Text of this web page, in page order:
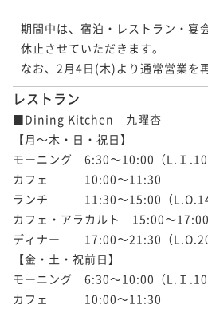
期間中は、宿泊・レストラン・宴
休止させていただきます。
なお、2月4日(木)より通常営業を
レストラン
■Dining Kitchen　九曜杏
【月～木・日・祝日】
モーニング　6:30～10:00（L.Ｉ
カフェ　　　10:00～11:30
ランチ　　　11:30～15:00（
カフェ・アラカルト　15:00～17:00
ディナー　　17:00～21:30（
【金・土・祝前日】
モーニング　6:30～10:00（L.Ｉ
カフェ　　　10:00～11:30